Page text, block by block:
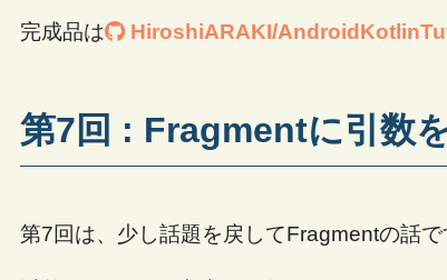
完成品は HiroshiARAKI/
第7回 : Fragmentに引数
第7回は、少し話題を戻してFragmentの話で